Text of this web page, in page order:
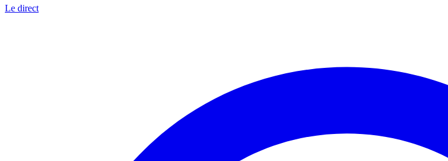
Le direct